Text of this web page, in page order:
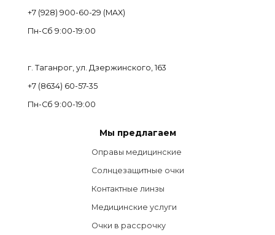
+7 (928) 900-60-29 (MAX)
Пн-Cб 9:00-19:00
г. Таганрог, ул. Дзержинского, 163
+7 (8634) 60-57-35
Пн-Сб 9:00-19:00
Мы предлагаем
Оправы медицинские
Солнцезащитные очки
Контактные линзы
Медицинские услуги
Очки в рассрочку